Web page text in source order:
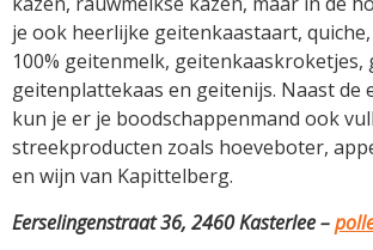
je ook heerlijke geitenkaastaart,
100% geitenmelk,
geitenplattekaas en geitenijs. Naast de
kun je er je boodschappenmand ook
streekproducten zoals hoeveboter,
en wijn van Kapittelberg.
Eerselingenstraat 36, 2460 Kasterlee –